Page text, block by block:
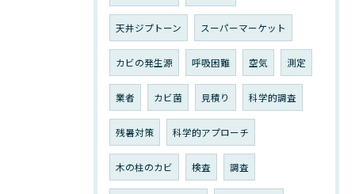
天井ジプトーン スーパーマーケット
カビの発生源 呼吸困難 空気 測定
業者 カビ菌 見積り 科学的調査
残暑対策 科学的アプローチ
木の柱のカビ 検査 調査